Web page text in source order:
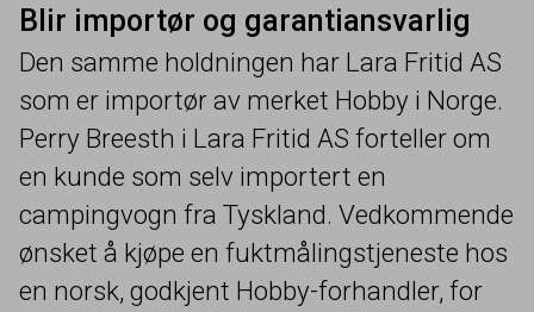
Blir importør og garantiansvarlig
Den samme holdningen har Lara Fritid AS
som er importør av merket Hobby i Norge.
Perry Breesth i Lara Fritid AS forteller om
en kunde som selv importert en
campingvogn fra Tyskland. Vedkommende
ønsket å kjøpe en fuktmålingstjeneste hos
en norsk, godkjent Hobby-forhandler, for